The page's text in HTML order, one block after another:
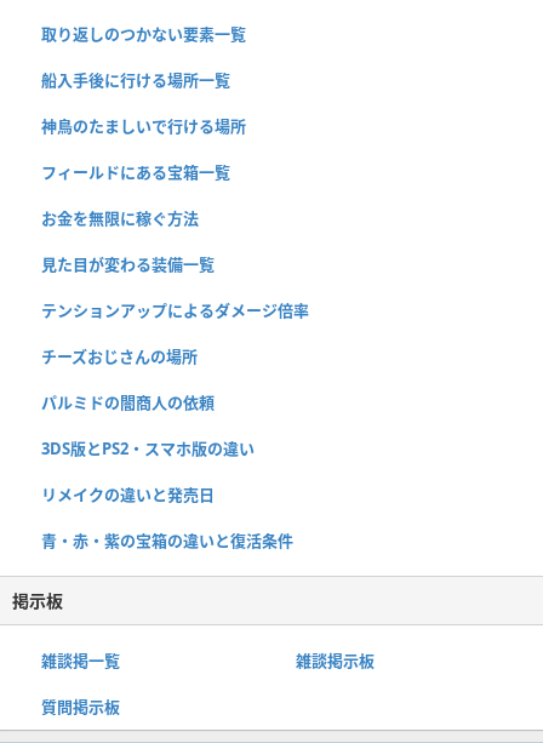
取り返しのつかない要素一覧
船入手後に行ける場所一覧
神鳥のたましいで行ける場所
フィールドにある宝箱一覧
お金を無限に稼ぐ方法
見た目が変わる装備一覧
テンションアップによるダメージ倍率
チーズおじさんの場所
パルミドの闇商人の依頼
3DS版とPS2・スマホ版の違い
リメイクの違いと発売日
青・赤・紫の宝箱の違いと復活条件
掲示板
雑談掲一覧 雑談掲示板
質問掲示板